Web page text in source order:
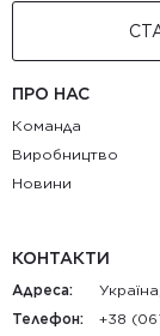
ПРО НАС
Команда
Виробництво
Новини
КОНТАКТИ
Адреса:
Телефон:
+38